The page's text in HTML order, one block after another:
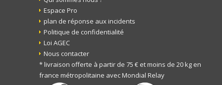
Espace Pro
plan de réponse aux incidents
Politique de confidentialité
Loi AGEC
Nous contacter
* livraison offerte à partir de 75 € et moins de 20 kg en
france métropolitaine avec Mondial Relay